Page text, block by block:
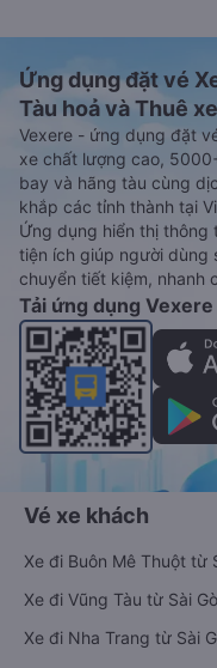
Ứng dụng đặt vé
Tàu hoả và Thuê xe
Vexere - ứng dụng đặt
xe chất lượng cao,
bay và hãng tàu cùng
khắp các tỉnh thành tại
Ứng dụng hiển thị thông
tiện ích giúp người dùng
chuyển tiết kiệm, nhanh
Tải ứng dụng
Vé xe khách
Xe đi Buôn Mê Thuột từ
Xe đi Vũng Tàu từ Sài
Xe đi Nha Trang từ Sài